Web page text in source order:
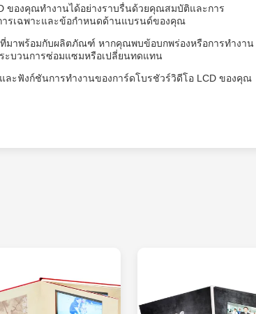
ของคุณทำงานได้อย่างราบรื่นด้วยคุณสมบัติและการ
รเฉพาะและข้อกำหนดด้านแบรนด์ของคุณ
มาพร้อมกับผลิตภัณฑ์ หากคุณพบข้อบกพร่องหรือการทำงาน
ะบวนการซ่อมแซมหรือเปลี่ยนทดแทน
ละฟังก์ชันการทำงานของการ์ดโบรชัวร์วิดีโอ LCD ของคุณ